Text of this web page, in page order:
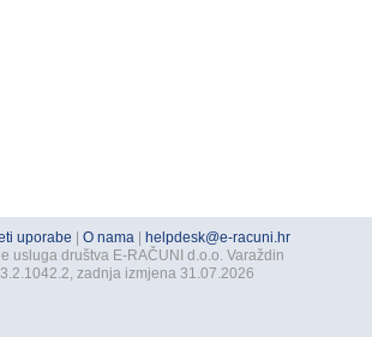
uporabe O nama
helpdesk@e-racuni.hr
usluga društva E-RAČUNI d.o.o. Varaždin
zadnja izmjena 31.07.2026